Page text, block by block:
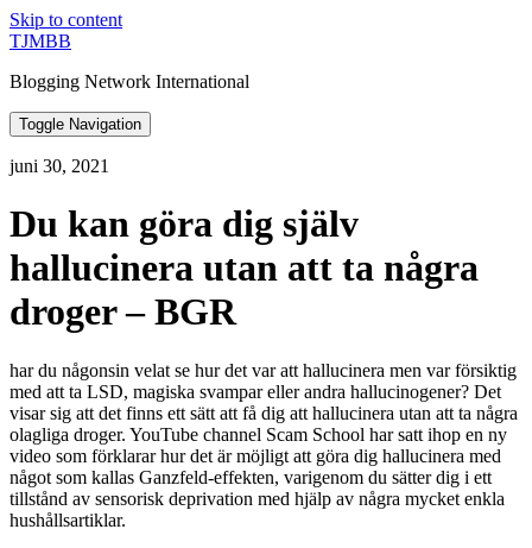
Skip to content
TJMBB
Blogging Network International
Toggle Navigation
juni 30, 2021
Du kan göra dig själv
hallucinera utan att ta några
droger – BGR
har du någonsin velat se hur det var att hallucinera men var försiktig
med att ta LSD, magiska svampar eller andra hallucinogener? Det
visar sig att det finns ett sätt att få dig att hallucinera utan att ta några
olagliga droger. YouTube channel Scam School har satt ihop en ny
video som förklarar hur det är möjligt att göra dig hallucinera med
något som kallas Ganzfeld-effekten, varigenom du sätter dig i ett
tillstånd av sensorisk deprivation med hjälp av några mycket enkla
hushållsartiklar.